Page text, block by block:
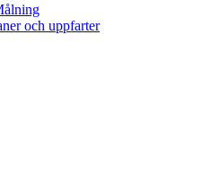
och uppfarter